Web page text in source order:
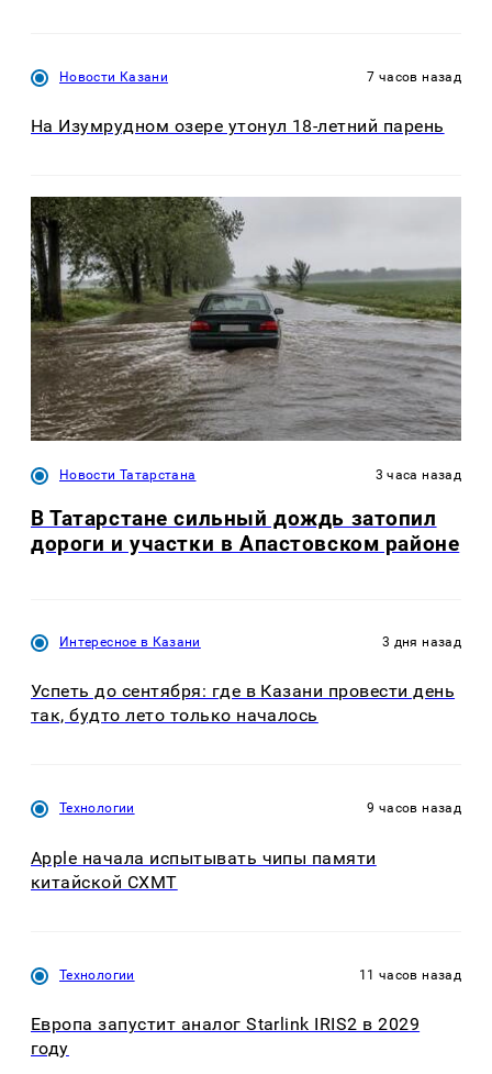
Новости Казани 7 часов назад
На Изумрудном озере утонул 18-летний парень
Новости Татарстана 3 часа назад
В Татарстане сильный дождь затопил
дороги и участки в Апастовском районе
Интересное в Казани 3 дня назад
Успеть до сентября: где в Казани провести день
так, будто лето только началось
Технологии 9 часов назад
Apple начала испытывать чипы памяти
китайской CXMT
Технологии 11 часов назад
Европа запустит аналог Starlink IRIS2 в 2029
году